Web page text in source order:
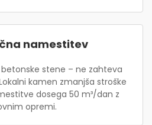
namestitev
stene – ne zahteva
kamen zmanjša stroške
dosega 50 m³/dan z
opremi.